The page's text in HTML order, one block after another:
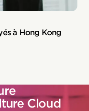
à Hong Kong
Cloud